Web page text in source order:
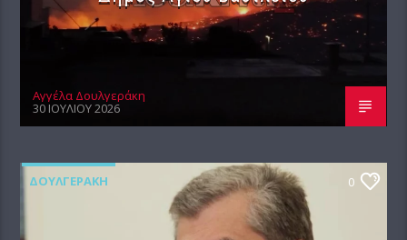
Αγγέλα Δουλγεράκη
30 ΙΟΥΛΊΟΥ 2026
ΔΟΥΛΓΕΡΆΚΗ 0